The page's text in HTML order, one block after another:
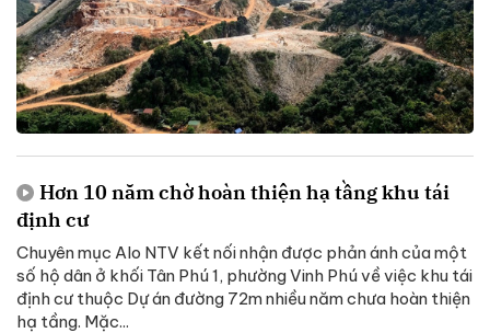
Hơn 10 năm chờ hoàn thiện hạ tầng khu tái
định cư
Chuyên mục Alo NTV kết nối nhận được phản ánh của một
số hộ dân ở khối Tân Phú 1, phường Vinh Phú về việc khu tái
định cư thuộc Dự án đường 72m nhiều năm chưa hoàn thiện
hạ tầng. Mặc...